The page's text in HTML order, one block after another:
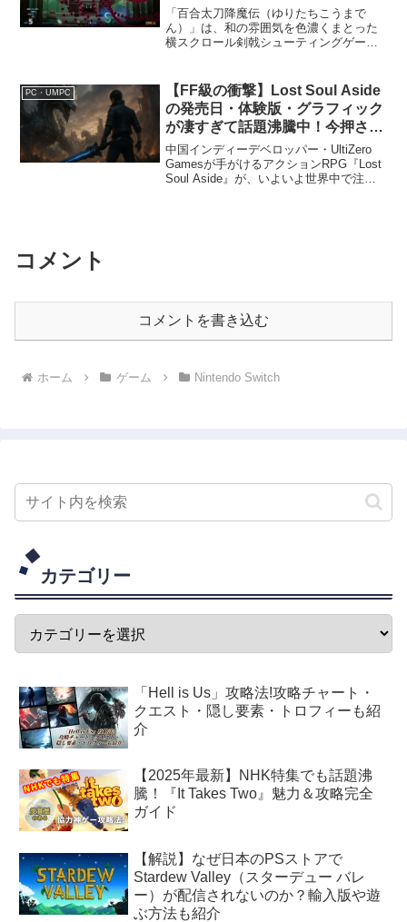
アクション
「百合太刀降魔伝（ゆりたちこうまで
ん）」は、和の雰囲気を色濃くまとった
横スクロール剣戟シューティングゲーム
い戦いを繰り広げる物語が描かれます。
アクション性の高い「太刀ア...
PC・UMPC
【FF級の衝撃】Lost Soul Aside
の発売日・体験版・グラフィック
が凄すぎて話題沸騰中！今押さえ
るべき注目ポイントまとめ
中国インディーデベロッパー・UltiZero
Gamesが手がけるアクションRPG『Lost
Soul Aside』が、いよいよ世界中で注目
コメント
コメントを書き込む
ホーム ゲーム Nintendo Switch
カテゴリー
「Hell is Us」攻略法!攻略チャート・
クエスト・隠し要素・トロフィーも紹
介
【2025年最新】NHK特集でも話題沸
騰！『It Takes Two』魅力＆攻略完全
ガイド
【解説】なぜ日本のPSストアで
Stardew Valley（スターデュー バレ
ー）が配信されないのか？輸入版や遊
ぶ方法も紹介